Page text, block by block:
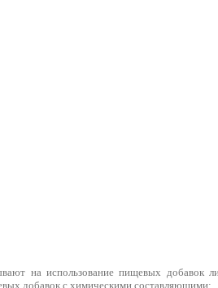
на использование пищевых добавок
добавок с химическими составляющими;